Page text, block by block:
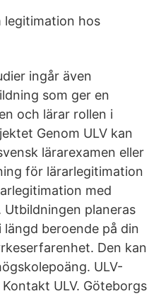
legitimation hos
ingår även
som ger en
och lärar rollen i
Genom ULV kan
lärarexamen eller
för lärarlegitimation
med
planeras
beroende på din
Den kan
ULV-
ULV. Göteborgs